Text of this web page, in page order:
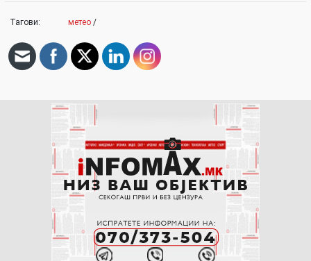
Тагови: метео /